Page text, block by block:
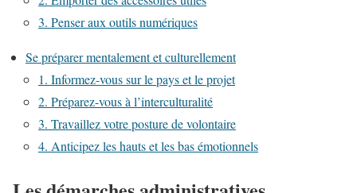
3. Penser aux outils numériques
Se préparer mentalement et culturellement
1. Informez-vous sur le pays et le projet
2. Préparez-vous à l’interculturalité
3. Travaillez votre posture de volontaire
4. Anticipez les hauts et les bas émotionnels